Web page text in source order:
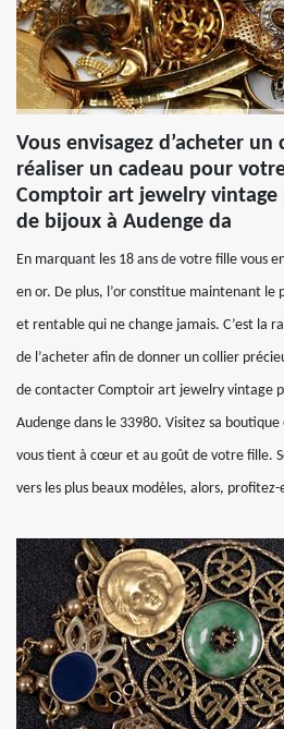
Vous envisagez d’acheter
réaliser un cadeau pour
Comptoir art jewelry vintage
de bijoux à Audenge da
En marquant les 18 ans de votre fille vous
en or. De plus, l’or constitue maintenant le
et rentable qui ne change jamais. C’est la
de l’acheter afin de donner un collier
de contacter Comptoir art jewelry vintage
Audenge dans le 33980. Visitez sa boutique
vous tient à cœur et au goût de votre fille.
vers les plus beaux modèles, alors, profitez-